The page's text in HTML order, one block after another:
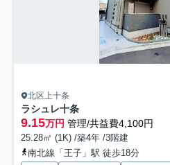
北区上十条
ラシュレ十条
9.15万円 管理/共益費4,100円
25.28㎡ (1K) /築4年 /3階建
南北線「王子」駅 徒歩18分